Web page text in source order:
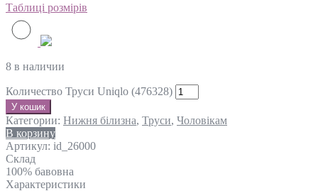
Таблиці розмірів
8 в наличии
Количество Труси Uniqlo (476328)
У кошик
Категории: Нижня білизна, Труси, Чоловікам
В корзину
Артикул: id_26000
Склад
100% бавовна
Характеристики